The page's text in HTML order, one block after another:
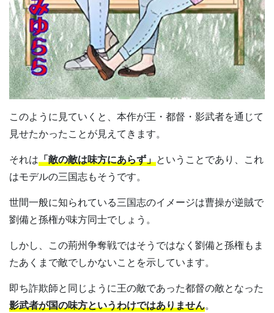
このように見ていくと、本作が王・都督・影武者を通じて
見せたかったことが見えてきます。
それは「敵の敵は味方にあらず」ということであり、これ
はモデルの三国志もそうです。
世間一般に知られている三国志のイメージは曹操が逆賊で
劉備と孫権が味方同士でしょう。
しかし、この荊州争奪戦ではそうではなく劉備と孫権もま
たあくまで敵でしかないことを示しています。
即ち詐欺師と同じように王の敵であった都督の敵となった
影武者が国の味方というわけではありません。